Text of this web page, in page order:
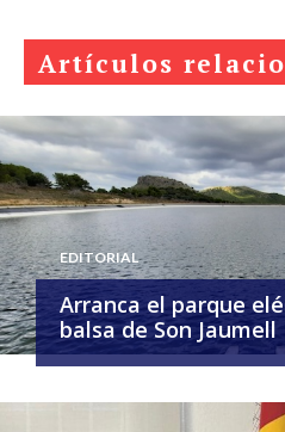
Artículos
EDITORIAL
Arranca el parque
balsa de Son Jaumell